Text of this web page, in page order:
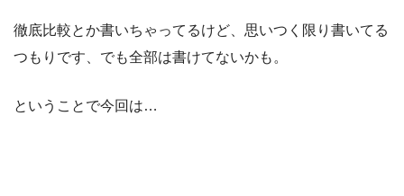
徹底比較とか書いちゃってるけど、思いつく限り書いてる
つもりです、でも全部は書けてないかも。
ということで今回は…